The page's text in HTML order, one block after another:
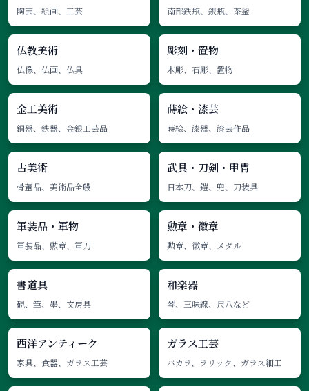
陶芸、絵画、工芸 南部鉄瓶、銀瓶、茶釜
仏教美術
仏像、仏画、仏具
彫刻・置物
木彫、石彫、置物
金工美術
銅器、鉄器、金銀工芸品
蒔絵・漆芸
蒔絵、漆器、漆芸作品
古美術
骨董品、美術品全般
武具・刀剣・甲冑
日本刀、鎧、兜、刀装具
軍装品・軍物
軍装品、勲章、軍刀
勲章・徽章
勲章、徽章、メダル
書道具
硯、筆、墨、文房具
和楽器
琴、三味線、尺八など
西洋アンティーク
家具、食器、ガラス工芸
ガラス工芸
バカラ、ラリック、ガラス細工